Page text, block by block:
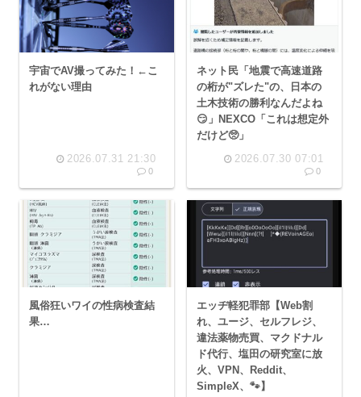
宇宙でAV撮ってみた！←こ
れがない理由
2026.07.31 21:30
0
ネット民「地震で高速道路
の桁が"ズレた"の、日本の
土木技術の勝利なんだよね
😏」NEXCO「これは想定外
だけど🥺」
2026.07.30 07:01
0
風俗狂いワイの性病検査結
果…
エッヂ軽犯罪部【Web割
れ、ユージ、セルフレジ、
違法薬物売買、マクドナル
ド代行、塩田の研究室に放
火、VPN、Reddit、
SimpleX、🐾】